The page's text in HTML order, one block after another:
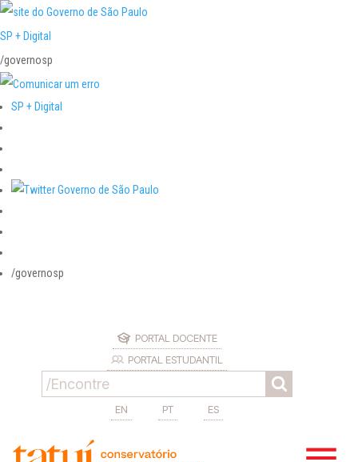
SP + Digital
/governosp
SP + Digital
/governosp
PORTAL DOCENTE
PORTAL ESTUDANTIL
EN PT ES